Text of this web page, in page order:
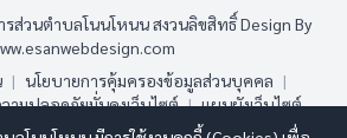
ส่วนตำบลโนนโหนน สงวนลิขสิทธิ์Design By
| นโยบายการคุ้มครองข้อมูลส่วนบุคคล |
ามปลอดภัยมั่นคงเว็บไซต์ | แผนผังเว็บไซต์